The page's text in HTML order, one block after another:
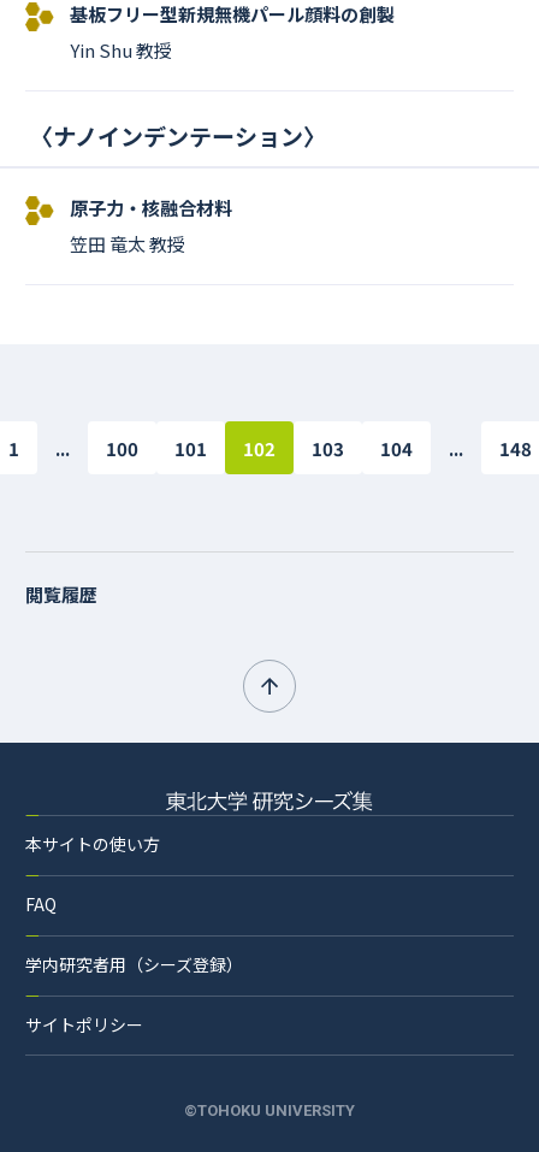
基板フリー型新規無機パール顔料の創製
Yin Shu 教授
〈ナノインデンテーション〉
原子力・核融合材料
笠田 竜太 教授
1 ... 100 101 102 103 104 ... 148
閲覧履歴
本サイトの使い方
FAQ
学内研究者用（シーズ登録）
サイトポリシー
©TOHOKU UNIVERSITY